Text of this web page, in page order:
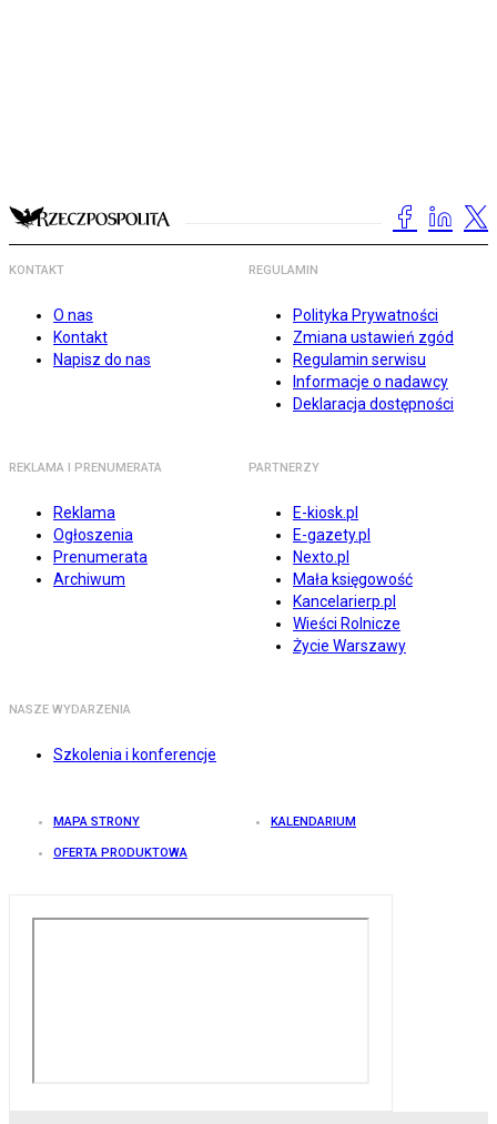
KONTAKT
O nas
Kontakt
Napisz do nas
REGULAMIN
Polityka Prywatności
Zmiana ustawień zgód
Regulamin serwisu
Informacje o nadawcy
Deklaracja dostępności
REKLAMA I PRENUMERATA
Reklama
Ogłoszenia
Prenumerata
Archiwum
PARTNERZY
E-kiosk.pl
E-gazety.pl
Nexto.pl
Mała księgowość
Kancelarierp.pl
Wieści Rolnicze
Życie Warszawy
NASZE WYDARZENIA
Szkolenia i konferencje
MAPA STRONY KALENDARIUM
OFERTA PRODUKTOWA